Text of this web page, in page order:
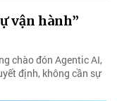
vận hành”
chào đón Agentic AI,
định, không cần sự